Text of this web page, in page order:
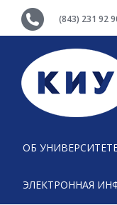
(843) 231 92
ОБ
ЭЛЕКТРОННАЯ